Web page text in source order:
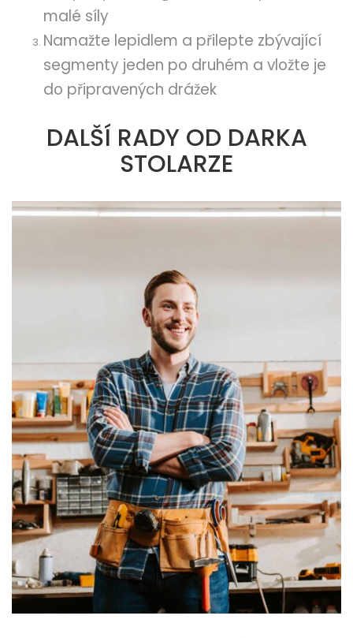
malé síly
Namažte lepidlem a přilepte zbývající
segmenty jeden po druhém a vložte je
do připravených drážek
DALŠÍ RADY OD DARKA
STOLARZE